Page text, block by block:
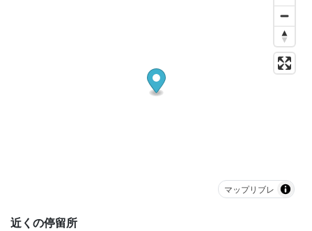
マップリブレ
近くの停留所